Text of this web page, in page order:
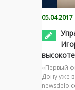
05.04.2017
«Первый
Дону уже